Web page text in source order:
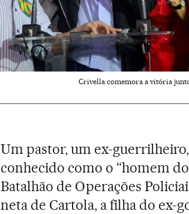
Crivella comemora a vitória
Um pastor, um ex-
conhecido como o “homem
Batalhão de Operações
neta de Cartola, a filha do ex-